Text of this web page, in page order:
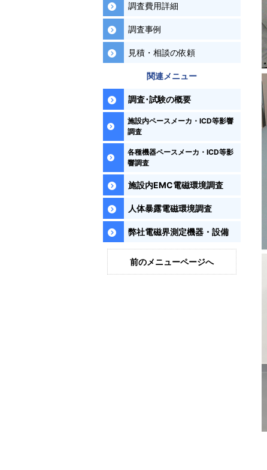
調査費用詳細
調査事例
見積・相談の依頼
関連メニュー
調査･試験の概要
施設内ペースメーカ・ICD等影響
調査
各種機器ペースメーカ・ICD等影
響調査
施設内EMC電磁環境調査
人体暴露電磁環境調査
弊社電磁界測定機器・設備
前のメニューページへ